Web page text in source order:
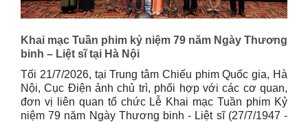
Khai mạc Tuần phim kỷ niệm 79 năm Ngày Thương
binh – Liệt sĩ tại Hà Nội
Tối 21/7/2026, tại Trung tâm Chiếu phim Quốc gia, Hà
Nội, Cục Điện ảnh chủ trì, phối hợp với các cơ quan,
đơn vị liên quan tổ chức Lễ Khai mạc Tuần phim Kỷ
niệm 79 năm Ngày Thương binh - Liệt sĩ (27/7/1947 -